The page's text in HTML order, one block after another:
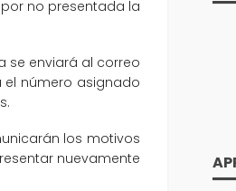
no presentada la
se enviará al correo
el número asignado
los motivos
nuevamente